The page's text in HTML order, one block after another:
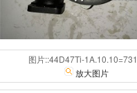
图片::44D47Ti-1A.10.10=731
放大图片